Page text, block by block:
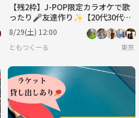
【残2枠】J-POP限定カラオケで歌
ったり🎤友達作り✨️【20代30代限
定】【新規大歓迎🐤】
8/29(土) 12:00
ともつくーる 東京